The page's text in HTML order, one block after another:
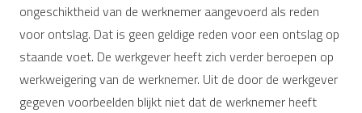
ongeschiktheid van de werknemer aangevoerd als reden
voor ontslag. Dat is geen geldige reden voor een ontslag op
staande voet. De werkgever heeft zich verder beroepen op
werkweigering van de werknemer. Uit de door de werkgever
gegeven voorbeelden blijkt niet dat de werknemer heeft